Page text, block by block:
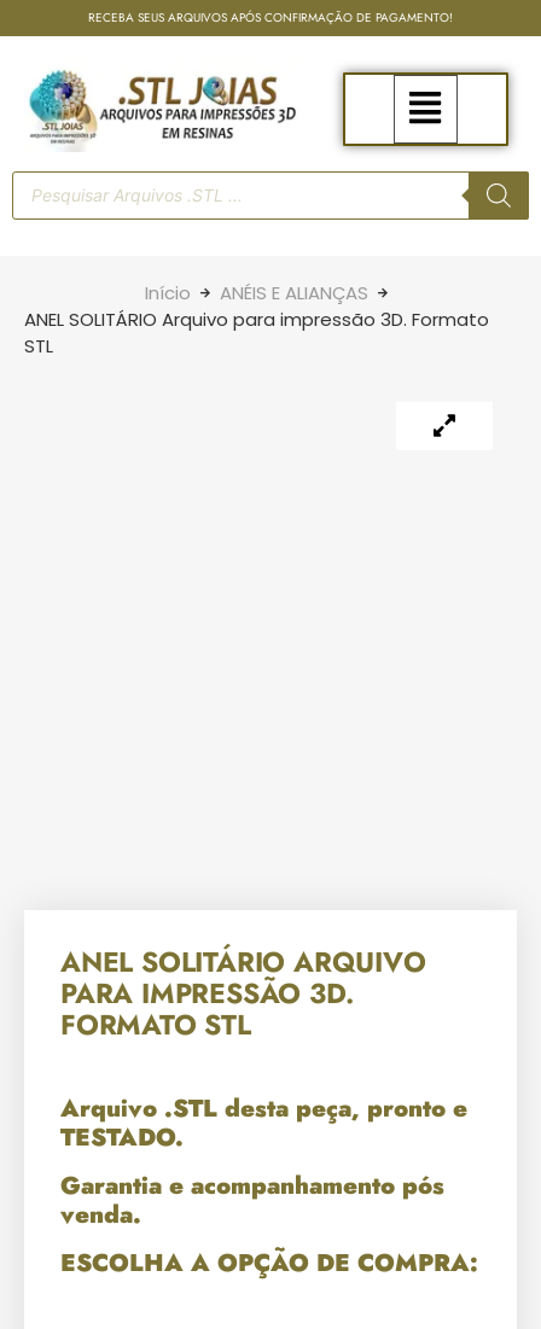
RECEBA SEUS ARQUIVOS APÓS CONFIRMAÇÃO DE PAGAMENTO!
Início
ANÉIS E ALIANÇAS
ANEL SOLITÁRIO Arquivo para impressão 3D. Formato
STL
ANEL SOLITÁRIO ARQUIVO
PARA IMPRESSÃO 3D.
FORMATO STL
Arquivo .STL desta peça, pronto e
TESTADO.
Garantia e acompanhamento pós
venda.
ESCOLHA A OPÇÃO DE COMPRA: